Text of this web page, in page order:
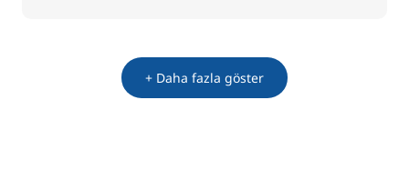
+ Daha fazla göster